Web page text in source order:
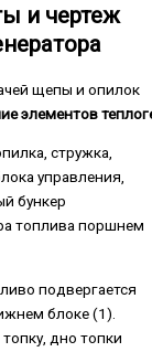
и чертеж
элементов
стружка,
управления,
бункер
топлива поршнем
подвергается
блоке (1).
дно топки